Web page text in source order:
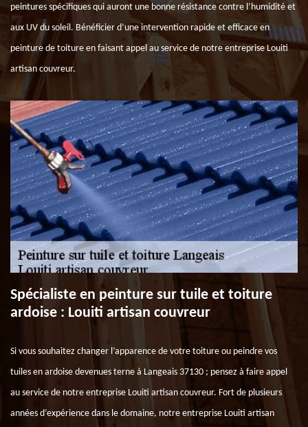
peintures spécifiques qui auront une bonne résistance contre l’humidité et
aux UV du soleil. Bénéficier d’une intervention rapide et efficace en
peinture de toiture en faisant appel au service de notre entreprise Louiti
artisan couvreur.
Spécialiste en peinture sur tuile et toiture
ardoise : Louiti artisan couvreur
Si vous souhaitez changer l’apparence de votre toiture ou peindre vos
tuiles en ardoise devenues terne à Langeais 37130 ; pensez à faire appel
au service de notre entreprise Louiti artisan couvreur. Fort de plusieurs
années d’expérience dans le domaine, notre entreprise Louiti artisan